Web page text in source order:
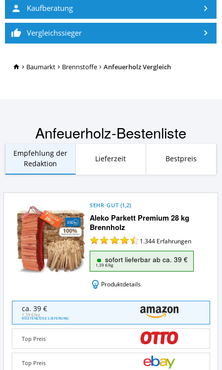
TopRatgeber24.de
Baumarkt Brennstoffe Anfeuerholz Vergleich
Kaufberatung
Vergleichssieger
Anfeuerholz-Bestenliste
Empfehlung der
Redaktion
Lieferzeit Bestpreis
Aleko Parkett Premium 28 kg
Brennholz
SEHR GUT (1,2)
1.344 Erfahrungen
sofort lieferbar ab ca. 39 €
1,39 €/kg
Produktdetails
Aleko
Parkett
Premium
28
Brennholz
ca. 39 €
1,39 €/kg
KOSTENLOSE LIEFERUNG
Top Preis
Top Preis